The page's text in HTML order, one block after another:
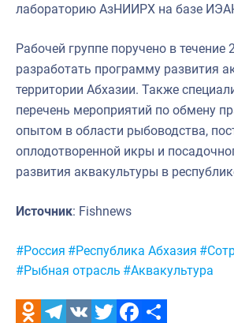
лабораторию АзНИИРХ на базе
Рабочей группе поручено в течение
разработать программу развития
территории Абхазии. Также
перечень мероприятий по обмену
опытом в области рыбоводства,
оплодотворенной икры и
развития аквакультуры в
Источник: Fishnews
Метки:
#Россия #Республика Абхазия
#Рыбная отрасль #Аквакультура